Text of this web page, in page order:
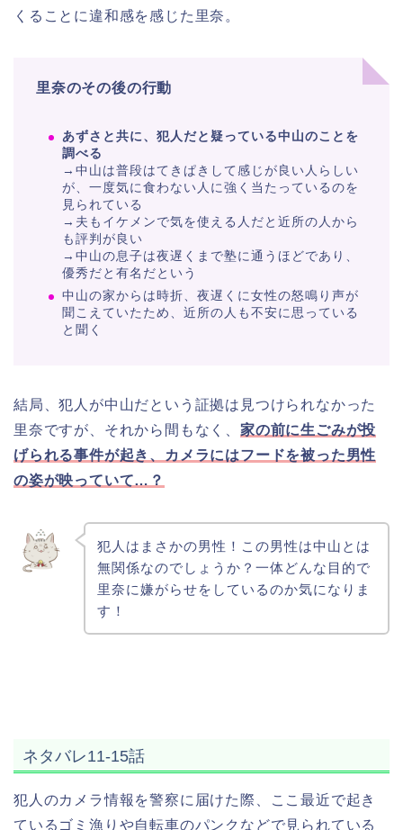
くることに違和感を感じた里奈。
里奈のその後の行動
あずさと共に、犯人だと疑っている中山のことを
調べる
→中山は普段はてきぱきして感じが良い人らしい
が、一度気に食わない人に強く当たっているのを
見られている
→夫もイケメンで気を使える人だと近所の人から
も評判が良い
→中山の息子は夜遅くまで塾に通うほどであり、
優秀だと有名だという
中山の家からは時折、夜遅くに女性の怒鳴り声が
聞こえていたため、近所の人も不安に思っている
と聞く
結局、犯人が中山だという証拠は見つけられなかった
里奈ですが、それから間もなく、 家の前に生ごみが投
げられる事件が起き、カメラにはフードを被った男性
の姿が映っていて…？
犯人はまさかの男性！この男性は中山とは
無関係なのでしょうか？一体どんな目的で
里奈に嫌がらせをしているのか気になりま
す！
ネタバレ11-15話
犯人のカメラ情報を警察に届けた際、ここ最近で起き
ているゴミ漁りや自転車のパンクなどで見られている